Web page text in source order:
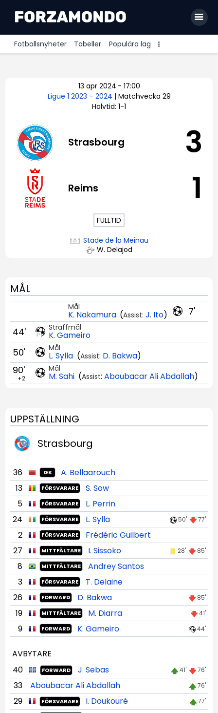
Fotbollsnyheter Tabeller Populära lag
Premier League
Bundesliga
Serie A
Ligue 1
13 apr 2024 - 17:00
Ligue 1 2023 – 2024 | Matchvecka 29
Halvtid: 1-1
Strasbourg 3
Reims 1
FULLTID
Stade de la Meinau
W. Delajod
MÅL
7'
Mål
K. Nakamura (Assist: J. Ito)
Straffmål
K. Gameiro
44'
Mål
L. Sylla (Assist: D. Bakwa)
50'
Mål
M. Sahi (Assist: Aboubacar Ali Abdallah)
90'
+2
UPPSTÄLLNING
Strasbourg
36 GK
A. Bellaarouch
13
FÖRSVARARE
S. Sow
5
FÖRSVARARE
L. Perrin
24
FÖRSVARARE L. Sylla 50' 77'
2 FÖRSVARARE
Frédéric Guilbert
27
MITTFÄLTARE I. Sissoko 28' 85'
8 MITTFÄLTARE
Andrey Santos
3
FÖRSVARARE
T. Delaine
26
FORWARD D. Bakwa 85'
19 MITTFÄLTARE M. Diarra 41'
9 FORWARD K. Gameiro 44'
AVBYTARE
40
FORWARD J. Sebas 41' 76'
33 Aboubacar Ali Abdallah 76'
29 FÖRSVARARE I. Doukouré 77'